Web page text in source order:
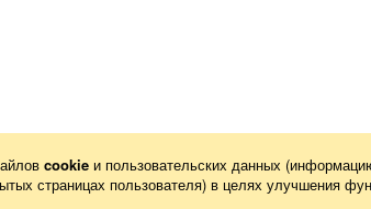
cookie и пользовательских данных
страницах пользователя) в целях улучшения